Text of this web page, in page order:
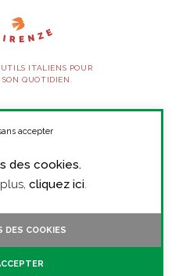
ITALIENS POUR
QUOTIDIEN.
NOUS
des cookies.
cliquez ici.
accepter
DES COOKIES